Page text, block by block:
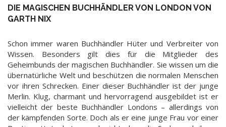
DIE MAGISCHEN BUCHHÄNDLER VON LONDON VON
GARTH NIX
Schon immer waren Buchhändler Hüter und Verbreiter von
Wissen. Besonders gilt dies für die Mitglieder des
Geheimbunds der magischen Buchhändler. Sie wissen um die
übernatürliche Welt und beschützen die normalen Menschen
vor ihren Schrecken. Einer dieser Buchhändler ist der junge
Merlin. Klug, charmant und hervorragend ausgebildet ist er
vielleicht der beste Buchhändler Londons – allerdings von
der kämpfenden Sorte. Doch als er eine junge Frau vor einer